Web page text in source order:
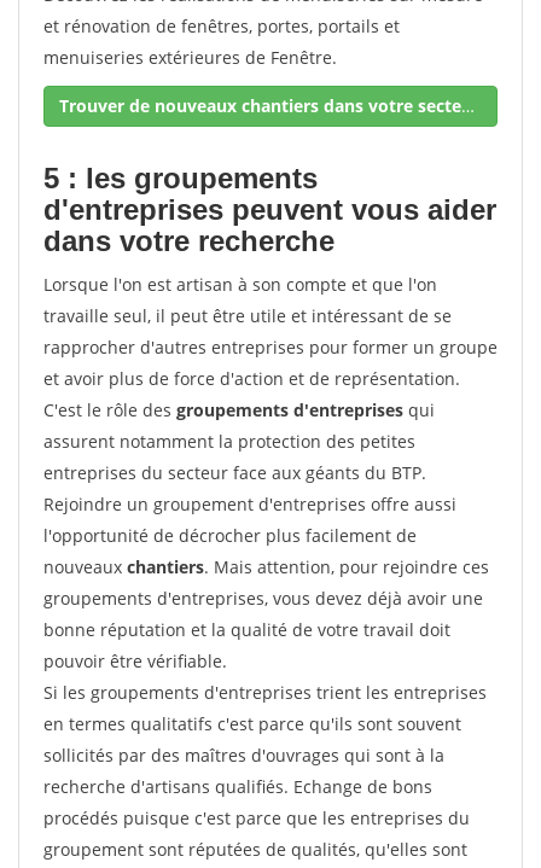
et rénovation de fenêtres, portes, portails et
menuiseries extérieures de Fenêtre.
Trouver de nouveaux chantiers dans votre secteur !
5 : les groupements
d'entreprises peuvent vous aider
dans votre recherche
Lorsque l'on est artisan à son compte et que l'on
travaille seul, il peut être utile et intéressant de se
rapprocher d'autres entreprises pour former un groupe
et avoir plus de force d'action et de représentation.
C'est le rôle des groupements d'entreprises qui
assurent notamment la protection des petites
entreprises du secteur face aux géants du BTP.
Rejoindre un groupement d'entreprises offre aussi
l'opportunité de décrocher plus facilement de
nouveaux chantiers. Mais attention, pour rejoindre ces
groupements d'entreprises, vous devez déjà avoir une
bonne réputation et la qualité de votre travail doit
pouvoir être vérifiable.
Si les groupements d'entreprises trient les entreprises
en termes qualitatifs c'est parce qu'ils sont souvent
sollicités par des maîtres d'ouvrages qui sont à la
recherche d'artisans qualifiés. Echange de bons
procédés puisque c'est parce que les entreprises du
groupement sont réputées de qualités, qu'elles sont